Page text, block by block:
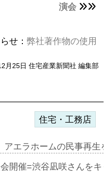
演会
せ： 弊社著作物の使用
月25日 住宅産業新聞社 編集部
住宅・工務店
アエラホームの民事再
開催=渋谷凪咲さんを